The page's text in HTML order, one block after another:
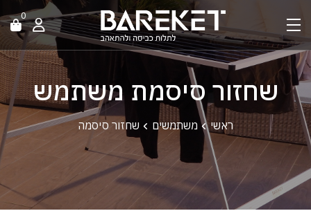
0
שחזור סיסמת משתמש
ראשי משתמשים שחזור סיסמה